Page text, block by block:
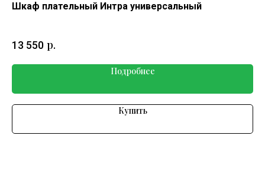
Шкаф плательный Интра универсальный
13 550 р.
Подробнее
Купить